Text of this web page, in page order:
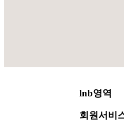
lnb영역
회원서비